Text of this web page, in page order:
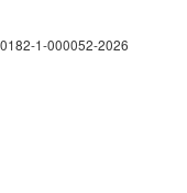
1-000052-2026